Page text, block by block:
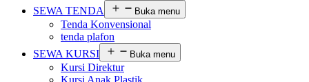
SEWA TENDA
Buka menu
Tenda Konvensional
tenda plafon
SEWA KURSI
Buka menu
Kursi Direktur
Kursi Anak Plastik